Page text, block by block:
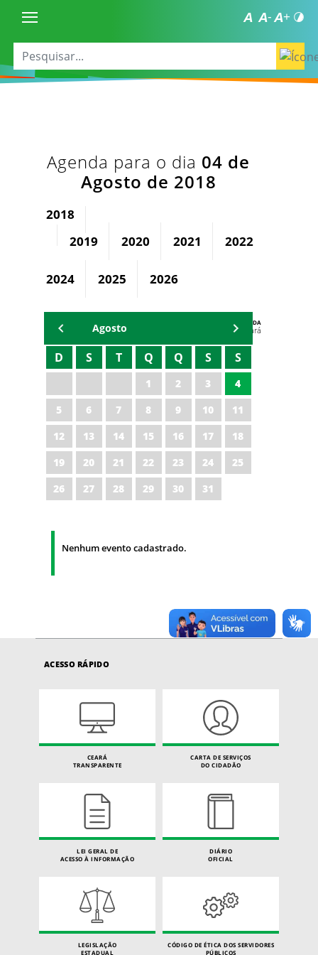
Agenda para o dia 04 de
Agosto de 2018
2018
2019
2020 2021 2022
2024 2025 2026
AGENDA
Polícia Militar do Ceará
Agosto
D S T Q Q S S
1 2 3
4
5
6 7 8 9 10
11
12
13 14 15 16 17
18
19
20 21 22 23 24
25
26
27 28 29 30 31
Nenhum evento cadastrado.
ACESSO RÁPIDO
CEARÁ
TRANSPARENTE
CARTA DE SERVIÇOS
DO CIDADÃO
LEI GERAL DE
ACESSO À INFORMAÇÃO
DIÁRIO
OFICIAL
LEGISLAÇÃO
ESTADUAL
CÓDIGO DE ÉTICA DOS SERVIDORES
PÚBLICOS